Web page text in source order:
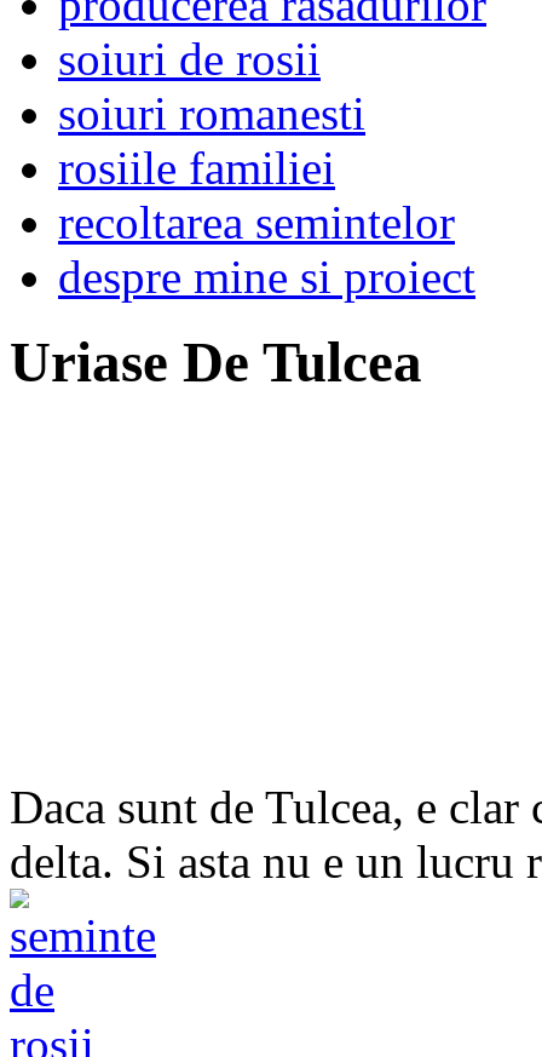
soiuri de rosii
soiuri romanesti
rosiile familiei
recoltarea semintelor
despre mine si proiect
Uriase De Tulcea
Daca sunt de Tulcea, e
delta. Si asta nu e un lucru